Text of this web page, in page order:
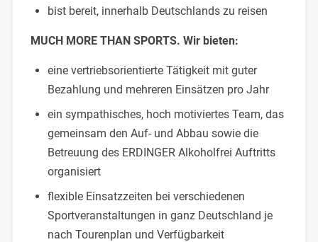
bist bereit, innerhalb Deutschlands zu reisen
MUCH MORE THAN SPORTS. Wir bieten:
eine vertriebsorientierte Tätigkeit mit guter
Bezahlung und mehreren Einsätzen pro Jahr
ein sympathisches, hoch motiviertes Team, das
gemeinsam den Auf- und Abbau sowie die
Betreuung des ERDINGER Alkoholfrei Auftritts
organisiert
flexible Einsatzzeiten bei verschiedenen
Sportveranstaltungen in ganz Deutschland je
nach Tourenplan und Verfügbarkeit